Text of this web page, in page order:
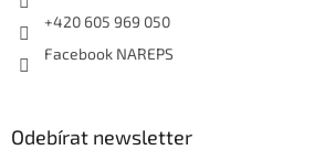
+420 605 969 050
Facebook NAREPS
Odebírat newsletter